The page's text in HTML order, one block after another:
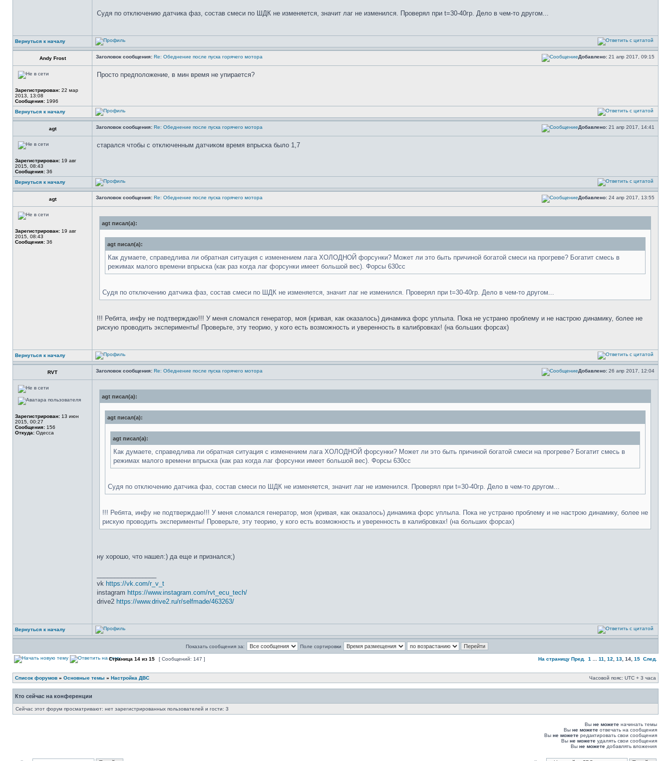
Судя по отключению датчика фаз, состав смеси по ШДК не изменяется, значит лаг не изменился. Проверял при t=30-40гр. Дело в чем-то другом...
Вернуться к началу
Andy Frost Заголовок сообщения: Re: Обеднение после пуска горячего мотора Добавлено: 21 апр 2017, 09:15
Зарегистрирован: 22 мар
2013, 13:08
Сообщения: 1996
Просто предположение, в мин время не упирается?
Вернуться к началу
agt Заголовок сообщения: Re: Обеднение после пуска горячего мотора Добавлено: 21 апр 2017, 14:41
Зарегистрирован: 19 авг
2015, 08:43
Сообщения: 36
старался чтобы с отключенным датчиком время впрыска было 1,7
Вернуться к началу
agt Заголовок сообщения: Re: Обеднение после пуска горячего мотора Добавлено: 24 апр 2017, 13:55
Зарегистрирован: 19 авг
2015, 08:43
Сообщения: 36
agt писал(а):
agt писал(а):
Как думаете, справедлива ли обратная ситуация с изменением лага ХОЛОДНОЙ форсунки? Может ли это быть причиной богатой смеси на прогреве? Богатит смесь в
режимах малого времени впрыска (как раз когда лаг форсунки имеет большой вес). Форсы 630сс
Судя по отключению датчика фаз, состав смеси по ШДК не изменяется, значит лаг не изменился. Проверял при t=30-40гр. Дело в чем-то другом...
!!! Ребята, инфу не подтверждаю!!! У меня сломался генератор, моя (кривая, как оказалось) динамика форс уплыла. Пока не устраню проблему и не настрою динамику, более не
рискую проводить эксперименты! Проверьте, эту теорию, у кого есть возможность и уверенность в калибровках! (на больших форсах)
Вернуться к началу
RVT Заголовок сообщения: Re: Обеднение после пуска горячего мотора Добавлено: 26 апр 2017, 12:04
Зарегистрирован: 13 июн
2015, 00:27
Сообщения: 156
Откуда: Одесса
agt писал(а):
agt писал(а):
agt писал(а):
Как думаете, справедлива ли обратная ситуация с изменением лага ХОЛОДНОЙ форсунки? Может ли это быть причиной богатой смеси на прогреве? Богатит смесь в
режимах малого времени впрыска (как раз когда лаг форсунки имеет большой вес). Форсы 630сс
Судя по отключению датчика фаз, состав смеси по ШДК не изменяется, значит лаг не изменился. Проверял при t=30-40гр. Дело в чем-то другом...
!!! Ребята, инфу не подтверждаю!!! У меня сломался генератор, моя (кривая, как оказалось) динамика форс уплыла. Пока не устраню проблему и не настрою динамику, более не
рискую проводить эксперименты! Проверьте, эту теорию, у кого есть возможность и уверенность в калибровках! (на больших форсах)
ну хорошо, что нашел:) да еще и признался;)
vk https://vk.com/r_v_t
instagram https://www.instagram.com/rvt_ecu_tech/
drive2 https://www.drive2.ru/r/selfmade/463263/
Вернуться к началу
Показать сообщения за: Поле сортировки
Страница 14 из 15 [ Сообщений: 147 ] На страницу Пред. 1 11 12 13 14 15 След.
Список форумов » Основные темы » Настройка ДВС Часовой пояс: UTC + 3 часа
Кто сейчас на конференции
Сейчас этот форум просматривают: нет зарегистрированных пользователей и гости: 3
Вы не можете начинать темы
Вы не можете отвечать на сообщения
Вы не можете редактировать свои сообщения
Вы не можете удалять свои сообщения
Вы не можете добавлять вложения